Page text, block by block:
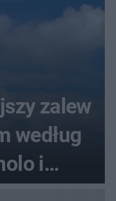
zalew
według
i